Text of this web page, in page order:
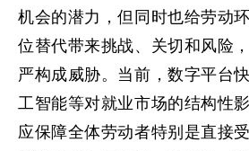
机会的潜力，但同时也给劳动
位替代带来挑战、关切和风险
严构成威胁。当前，数字平台
工智能等对就业市场的结构性
应保障全体劳动者特别是直接